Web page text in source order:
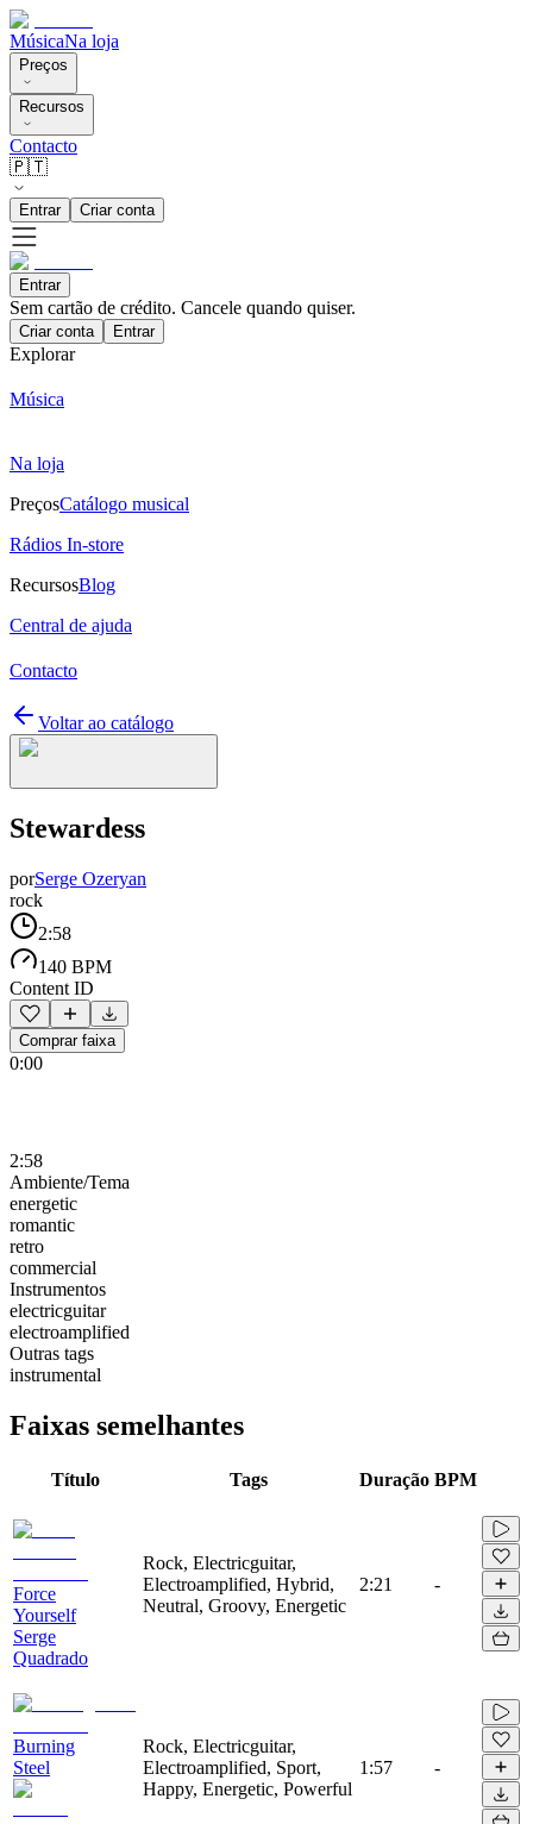
MúsicaNa loja
Preços
Recursos
Contacto
🇵🇹
Entrar Criar conta
Entrar
Sem cartão de crédito. Cancele quando quiser.
Criar conta Entrar
Explorar
Música
Na loja
PreçosCatálogo musical
Rádios In-store
RecursosBlog
Central de ajuda
Contacto
Voltar ao catálogo
Stewardess
porSerge Ozeryan
rock
2:58
140 BPM
Content ID
Comprar faixa
0:00
2:58
Ambiente/Tema
energetic
romantic
retro
commercial
Instrumentos
electricguitar
electroamplified
Outras tags
instrumental
Faixas semelhantes
Título Tags Duração BPM
Force
Yourself
Serge
Quadrado
Rock, Electricguitar,
Electroamplified, Hybrid,
Neutral, Groovy, Energetic
2:21 -
Burning
Steel
Rock, Electricguitar,
Electroamplified, Sport,
Happy, Energetic, Powerful
1:57 -